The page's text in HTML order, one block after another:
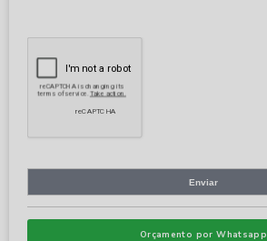
Orçamento por Whatsapp